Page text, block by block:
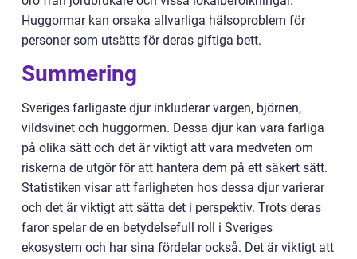
Huggormar kan orsaka allvarliga hälsoproblem för
personer som utsätts för deras giftiga bett.
Summering
Sveriges farligaste djur inkluderar vargen, björnen,
vildsvinet och huggormen. Dessa djur kan vara farliga
på olika sätt och det är viktigt att vara medveten om
riskerna de utgör för att hantera dem på ett säkert sätt.
Statistiken visar att farligheten hos dessa djur varierar
och det är viktigt att sätta det i perspektiv. Trots deras
faror spelar de en betydelsefull roll i Sveriges
ekosystem och har sina fördelar också. Det är viktigt att